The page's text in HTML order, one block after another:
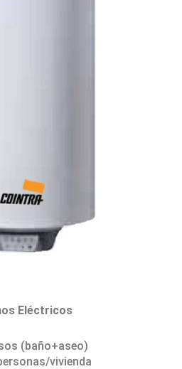
Eléctricos
(baño+aseo)
vivienda